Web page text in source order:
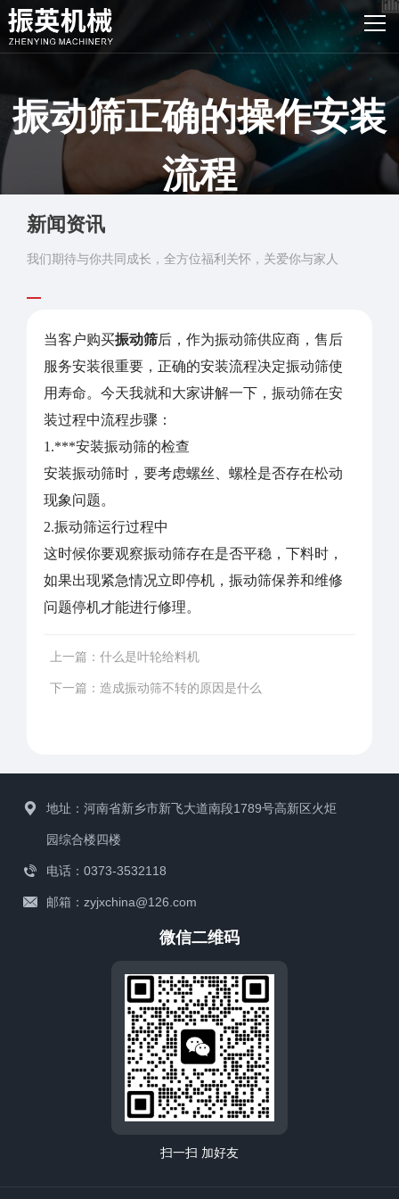
网站首页
客户案例
关于我们
联系我们
振动筛正确的操作安装
流程
发布时间：2015-12-01 浏览：2203次
新闻资讯
我们期待与你共同成长，全方位福利关怀，关爱你与家人
当客户购买振动筛后，作为振动筛供应商，售后
服务安装很重要，正确的安装流程决定振动筛使
用寿命。今天我就和大家讲解一下，振动筛在安
装过程中流程步骤：
1.***安装振动筛的检查
安装振动筛时，要考虑螺丝、螺栓是否存在松动
现象问题。
2.振动筛运行过程中
这时候你要观察振动筛存在是否平稳，下料时，
如果出现紧急情况立即停机，振动筛保养和维修
问题停机才能进行修理。
上一篇：什么是叶轮给料机
下一篇：造成振动筛不转的原因是什么
地址：河南省新乡市新飞大道南段1789号高新区火炬
园综合楼四楼
电话：0373-3532118
邮箱：zyjxchina@126.com
微信二维码
扫一扫 加好友